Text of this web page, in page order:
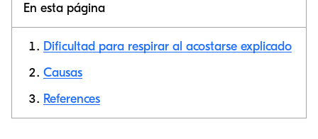
En esta página
Dificultad para respirar al acostarse explicado
Causas
References